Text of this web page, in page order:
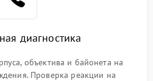
диагностика
объектива и байонета на
Проверка реакции на